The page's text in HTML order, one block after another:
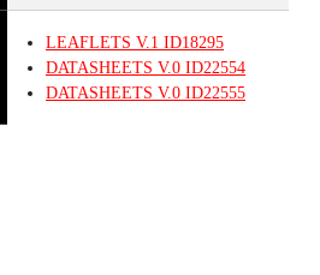
LEAFLETS V.1 ID18295
DATASHEETS V.0 ID22554
DATASHEETS V.0 ID22555